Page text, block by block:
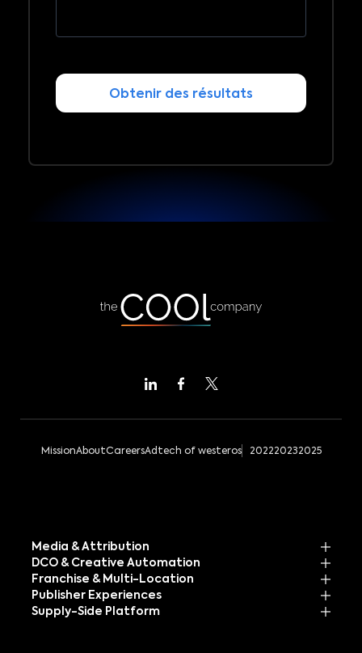
MissionAboutCareersAdtech of westeros 202220232025
Media & Attribution
DCO & Creative Automation
Franchise & Multi-Location
Publisher Experiences
Supply-Side Platform